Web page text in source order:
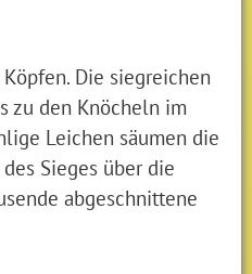
Die siegreichen
zu den Knöcheln im
Leichen säumen die
Sieges über die
abgeschnittene